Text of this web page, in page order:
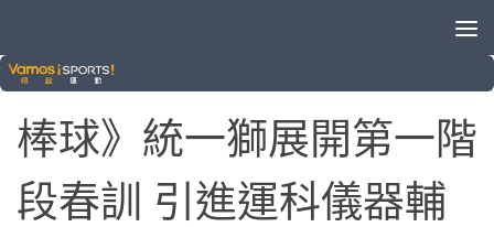
晚安體育新聞
棒球》統一獅展開第一階
段春訓 引進運科儀器輔